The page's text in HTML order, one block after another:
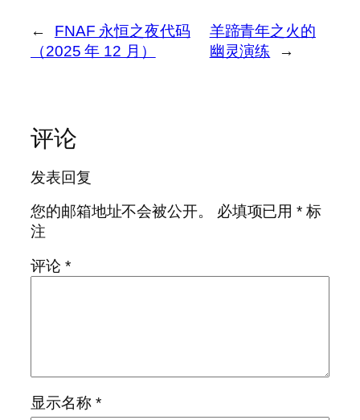
←
FNAF 永恒之夜代码
（2025 年 12 月）
羊蹄青年之火的
幽灵演练
→
评论
发表回复
您的邮箱地址不会被公开。
必填项已用* 标
注
评论 *
显示名称 *